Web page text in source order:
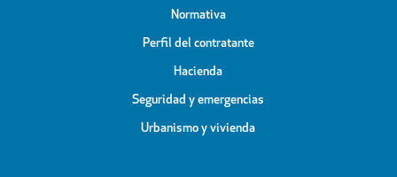
Normativa
Perfil del contratante
Hacienda
Seguridad y emergencias
Urbanismo y vivienda